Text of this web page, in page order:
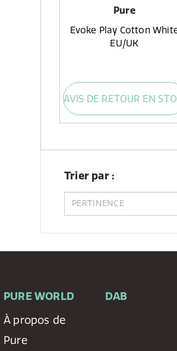
Pure
Evoke Play Cotton
EU/UK
AVIS DE RETOUR EN
Trier par :
PURE WORLD
À propos de
Pure
DAB